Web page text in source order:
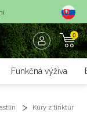
0
Funkčná výživa
Kúry z tinktúr